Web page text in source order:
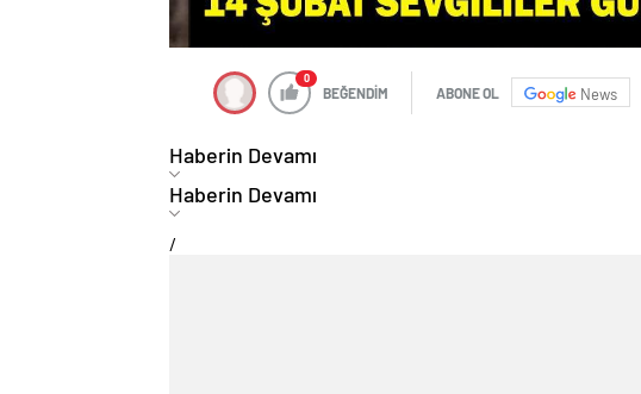
0
BEĞENDİM ABONE OL News
Haberin Devamı
Haberin Devamı
/